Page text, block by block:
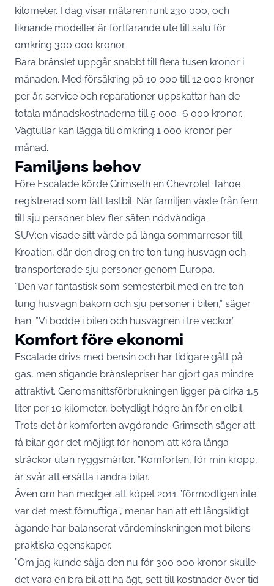
kilometer. I dag visar mätaren runt 230 000, och
liknande modeller är fortfarande ute till salu för
omkring 300 000 kronor.
Bara bränslet uppgår snabbt till flera tusen kronor i
månaden. Med försäkring på 10 000 till 12 000 kronor
per år, service och reparationer uppskattar han de
totala månadskostnaderna till 5 000–6 000 kronor.
Vägtullar kan lägga till omkring 1 000 kronor per
månad.
Familjens behov
Före Escalade körde Grimseth en Chevrolet Tahoe
registrerad som lätt lastbil. När familjen växte från fem
till sju personer blev fler säten nödvändiga.
SUV:en visade sitt värde på långa sommarresor till
Kroatien, där den drog en tre ton tung husvagn och
transporterade sju personer genom Europa.
”Den var fantastisk som semesterbil med en tre ton
tung husvagn bakom och sju personer i bilen,” säger
han. ”Vi bodde i bilen och husvagnen i tre veckor.”
Komfort före ekonomi
Escalade drivs med bensin och har tidigare gått på
gas, men stigande bränslepriser har gjort gas mindre
attraktivt. Genomsnittsförbrukningen ligger på cirka 1,5
liter per 10 kilometer, betydligt högre än för en elbil.
Trots det är komforten avgörande. Grimseth säger att
få bilar gör det möjligt för honom att köra långa
sträckor utan ryggsmärtor. ”Komforten, för min kropp,
är svår att ersätta i andra bilar.”
Även om han medger att köpet 2011 ”förmodligen inte
var det mest förnuftiga”, menar han att ett långsiktigt
ägande har balanserat värdeminskningen mot bilens
praktiska egenskaper.
”Om jag kunde sälja den nu för 300 000 kronor skulle
det vara en bra bil att ha ägt, sett till kostnader över tid